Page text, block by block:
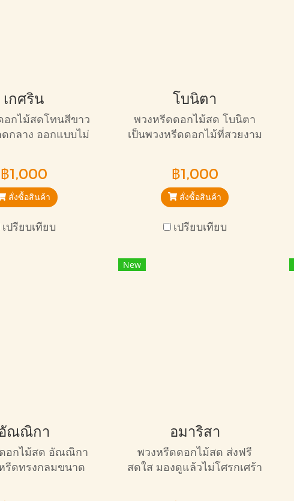
เกศริน
อกไม้สดโทนสีขาว
กลาง ออกแบบไม่
฿1,000
สั่งซื้อสินค้า
เปรียบเทียบ
โบนิตา
พวงหรีดดอกไม้สด โบนิตา
เป็นพวงหรีดดอกไม้ที่สวยงาม
฿1,000
สั่งซื้อสินค้า
เปรียบเทียบ
อัณณิกา
อกไม้สด อัณณิกา
รีดทรงกลมขนาด
New
อมาริสา
พวงหรีดดอกไม้สด ส่งฟรี
สดใส มองดูแล้วไม่โศรกเศร้า